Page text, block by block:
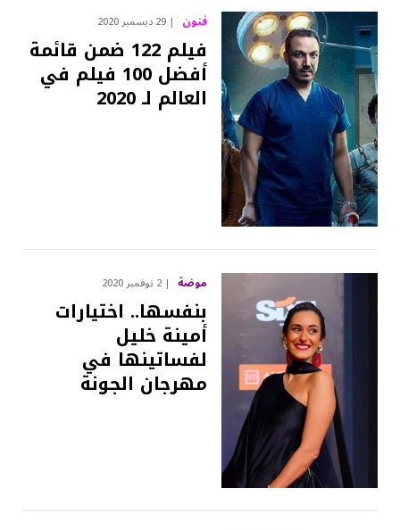
فنون 29 ديسمبر 2020
فيلم 122 ضمن قائمة
أفضل 100 فيلم في
العالم لـ 2020
موضة 2 نوفمبر 2020
بنفسها.. اختيارات
أمينة خليل
لفساتينها في
مهرجان الجونة